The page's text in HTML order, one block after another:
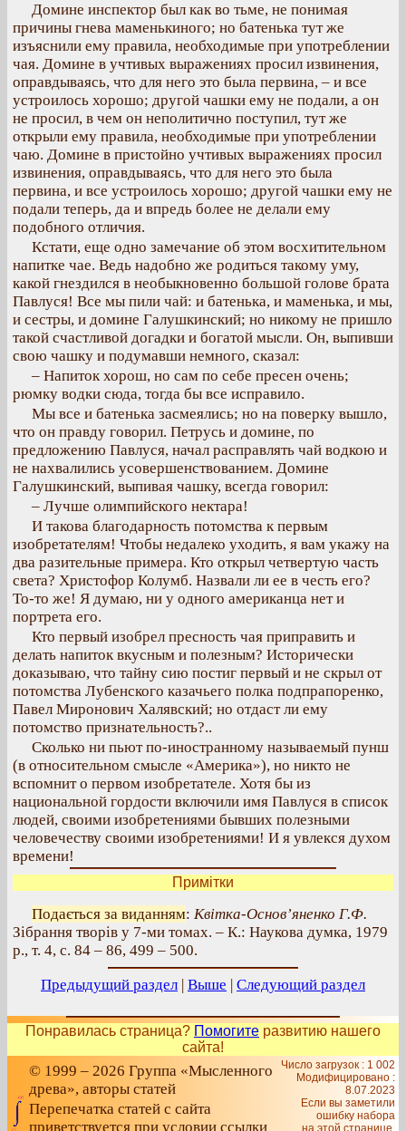
Домине инспектор был как во тьме, не понимая
причины гнева маменькиного; но батенька тут же
изъяснили ему правила, необходимые при употреблении
чая. Домине в учтивых выражениях просил извинения,
оправдываясь, что для него это была первина, – и все
устроилось хорошо; другой чашки ему не подали, а он
не просил, в чем он неполитично поступил, тут же
открыли ему правила, необходимые при употреблении
чаю. Домине в пристойно учтивых выражениях просил
извинения, оправдываясь, что для него это была
первина, и все устроилось хорошо; другой чашки ему не
подали теперь, да и впредь более не делали ему
подобного отличия.
Кстати, еще одно замечание об этом восхитительном
напитке чае. Ведь надобно же родиться такому уму,
какой гнездился в необыкновенно большой голове брата
Павлуся! Все мы пили чай: и батенька, и маменька, и мы,
и сестры, и домине Галушкинский; но никому не пришло
такой счастливой догадки и богатой мысли. Он, выпивши
свою чашку и подумавши немного, сказал:
– Напиток хорош, но сам по себе пресен очень;
рюмку водки сюда, тогда бы все исправило.
Мы все и батенька засмеялись; но на поверку вышло,
что он правду говорил. Петрусь и домине, по
предложению Павлуся, начал расправлять чай водкою и
не нахвалились усовершенствованием. Домине
Галушкинский, выпивая чашку, всегда говорил:
– Лучше олимпийского нектара!
И такова благодарность потомства к первым
изобретателям! Чтобы недалеко уходить, я вам укажу на
два разительные примера. Кто открыл четвертую часть
света? Христофор Колумб. Назвали ли ее в честь его?
То-то же! Я думаю, ни у одного американца нет и
портрета его.
Кто первый изобрел пресность чая приправить и
делать напиток вкусным и полезным? Исторически
доказываю, что тайну сию постиг первый и не скрыл от
потомства Лубенского казачьего полка подпрапоренко,
Павел Миронович Халявский; но отдаст ли ему
потомство признательность?..
Сколько ни пьют по-иностранному называемый пунш
(в относительном смысле «Америка»), но никто не
вспомнит о первом изобретателе. Хотя бы из
национальной гордости включили имя Павлуся в список
людей, своими изобретениями бывших полезными
человечеству своими изобретениями! И я увлекся духом
времени!
Примітки
Подається за виданням: Квітка-Основ’яненко Г.Ф.
Зібрання творів у 7-ми томах. – К.: Наукова думка, 1979
р., т. 4, с. 84 – 86, 499 – 500.
Предыдущий раздел | Выше | Следующий раздел
Понравилась страница? Помогите развитию нашего
сайта!
© 1999 – 2026 Группа «Мысленного
древа», авторы статей
Перепечатка статей с сайта
приветствуется при условии ссылки
Число загрузок : 1 002
Модифицировано :
8.07.2023
Если вы заметили
ошибку набора
на этой странице,